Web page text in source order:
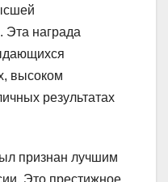
Эта награда
высоком
результатах
признан лучшим
Это престижное